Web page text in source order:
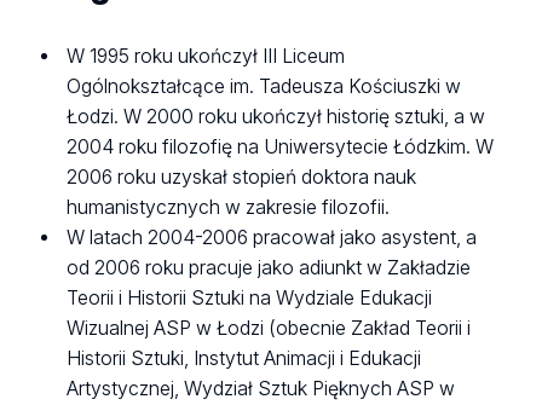
W 1995 roku ukończył III Liceum
Ogólnokształcące im. Tadeusza Kościuszki w
Łodzi. W 2000 roku ukończył historię sztuki, a w
2004 roku filozofię na Uniwersytecie Łódzkim. W
2006 roku uzyskał stopień doktora nauk
humanistycznych w zakresie filozofii.
W latach 2004-2006 pracował jako asystent, a
od 2006 roku pracuje jako adiunkt w Zakładzie
Teorii i Historii Sztuki na Wydziale Edukacji
Wizualnej ASP w Łodzi (obecnie Zakład Teorii i
Historii Sztuki, Instytut Animacji i Edukacji
Artystycznej, Wydział Sztuk Pięknych ASP w